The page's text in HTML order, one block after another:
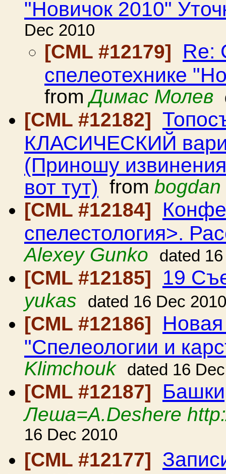
"Новичок 2010"
Dec 2010
[CML #12179] Re:
спелеотехнике
fromДимас Молев
[CML #12182]
КЛАСИЧЕСКИЙ
(Приношу
вот тут) from
[CML #12184]
спелестология>.
Alexey Gunko
dated
[CML #12185] 19
yukas dated 16 Dec 2010
[CML #12186]
"Спелеологии и
Klimchouk
dated 16
[CML #12187]
Леша=A.Deshere
16 Dec 2010
[CML #12177]